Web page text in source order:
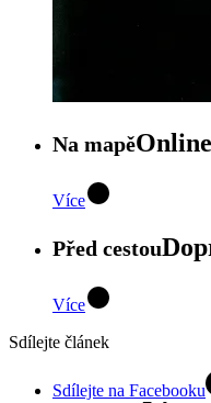
Na mapě
Více
Před cestou
Více
Sdílejte článek
Sdílejte na Facebooku